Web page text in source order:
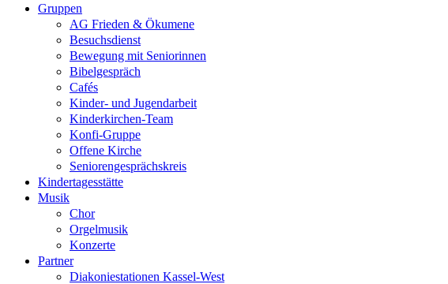
Gruppen
AG Frieden & Ökumene
Besuchsdienst
Bewegung mit Seniorinnen
Bibelgespräch
Cafés
Kinder- und Jugendarbeit
Kinderkirchen-Team
Konfi-Gruppe
Offene Kirche
Seniorengesprächskreis
Kindertagesstätte
Musik
Chor
Orgelmusik
Konzerte
Partner
Diakoniestationen Kassel-West